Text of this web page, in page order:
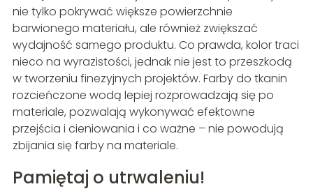
nie tylko pokrywać większe powierzchnie
barwionego materiału, ale również zwiększać
wydajność samego produktu. Co prawda, kolor traci
nieco na wyrazistości, jednak nie jest to przeszkodą
w tworzeniu finezyjnych projektów. Farby do tkanin
rozcieńczone wodą lepiej rozprowadzają się po
materiale, pozwalają wykonywać efektowne
przejścia i cieniowania i co ważne – nie powodują
zbijania się farby na materiale.
Pamiętaj o utrwaleniu!